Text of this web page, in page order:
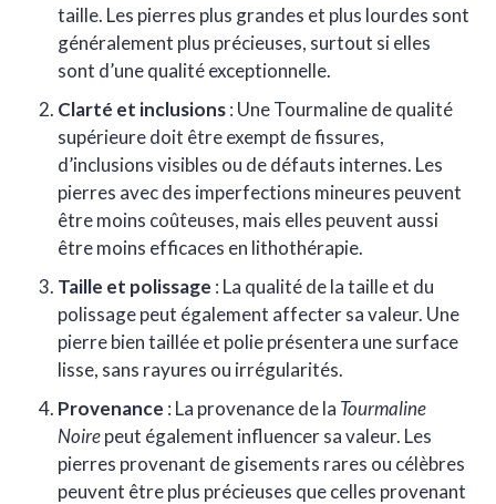
taille. Les pierres plus grandes et plus lourdes sont
généralement plus précieuses, surtout si elles
sont d’une qualité exceptionnelle.
Clarté et inclusions: Une Tourmaline de qualité
supérieure doit être exempt de fissures,
d’inclusions visibles ou de défauts internes. Les
pierres avec des imperfections mineures peuvent
être moins coûteuses, mais elles peuvent aussi
être moins efficaces en lithothérapie.
Taille et polissage : La qualité de la taille et du
polissage peut également affecter sa valeur. Une
pierre bien taillée et polie présentera une surface
lisse, sans rayures ou irrégularités.
Provenance : La provenance de la Tourmaline
Noirepeut également influencer sa valeur. Les
pierres provenant de gisements rares ou célèbres
peuvent être plus précieuses que celles provenant